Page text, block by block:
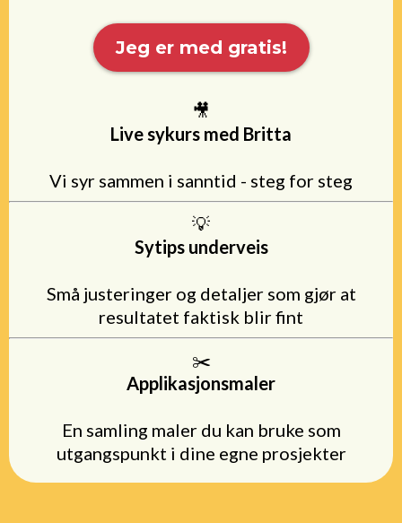
Jeg er med gratis!
🎥
Live sykurs med Britta
Vi syr sammen i sanntid - steg for steg
💡
Sytips underveis
Små justeringer og detaljer som gjør at
resultatet faktisk blir fint
✂️
Applikasjonsmaler
En samling maler du kan bruke som
utgangspunkt i dine egne prosjekter